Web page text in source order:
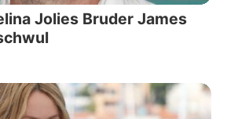
Jolies Bruder James